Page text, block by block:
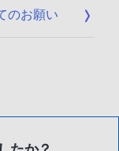
のお願い